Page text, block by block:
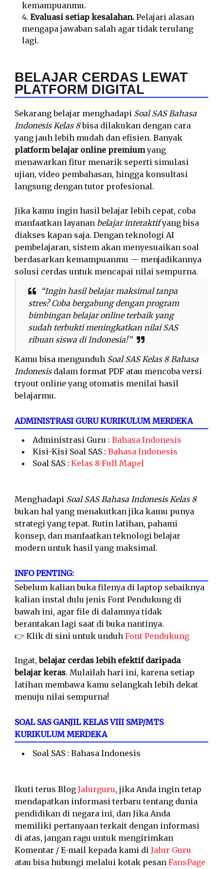
kemampuanmu.
Evaluasi setiap kesalahan. Pelajari alasan
mengapa jawaban salah agar tidak terulang
lagi.
BELAJAR CERDAS LEWAT
PLATFORM DIGITAL
Sekarang belajar menghadapi Soal SAS Bahasa
Indonesis Kelas 8bisa dilakukan dengan cara
yang jauh lebih mudah dan efisien. Banyak
platform belajar online premiumyang
menawarkan fitur menarik seperti simulasi
ujian, video pembahasan, hingga konsultasi
langsung dengan tutor profesional.
Jika kamu ingin hasil belajar lebih cepat, coba
manfaatkan layanan belajar interaktifyang bisa
diakses kapan saja. Dengan teknologi AI
pembelajaran, sistem akan menyesuaikan soal
berdasarkan kemampuanmu — menjadikannya
solusi cerdas untuk mencapai nilai sempurna.
“Ingin hasil belajar maksimal tanpa
stres? Coba bergabung dengan program
bimbingan belajar online terbaik yang
sudah terbukti meningkatkan nilai SAS
ribuan siswa di Indonesia!”
Kamu bisa mengunduh Soal SAS Kelas 8 Bahasa
Indonesisdalam format PDF atau mencoba versi
tryout online yang otomatis menilai hasil
belajarmu.
ADMINISTRASI GURU KURIKULUM MERDEKA
Administrasi Guru : Bahasa Indonesis
Kisi-Kisi Soal SAS : Bahasa Indonesis
Soal SAS : Kelas 8 Full Mapel
Menghadapi Soal SAS Bahasa Indonesis Kelas 8
bukan hal yang menakutkan jika kamu punya
strategi yang tepat. Rutin latihan, pahami
konsep, dan manfaatkan teknologi belajar
modern untuk hasil yang maksimal.
INFO PENTING:
Sebelum kalian buka filenya di laptop sebaiknya
kalian instal dulu jenis Font Pendukung di
bawah ini, agar file di dalamnya tidak
berantakan lagi saat di buka nantinya.
👉 Klik di sini untuk unduh Font Pendukung
Ingat,belajar cerdas lebih efektif daripada
belajar keras. Mulailah hari ini, karena setiap
latihan membawa kamu selangkah lebih dekat
menuju nilai sempurna!
SOAL SAS GANJIL KELAS VIII SMP/MTS
KURIKULUM MERDEKA
Soal SAS : Bahasa Indonesis
Ikuti terus Blog Jalurguru, jika Anda ingin tetap
mendapatkan informasi terbaru tentang dunia
pendidikan di negara ini, dan Jika Anda
memiliki pertanyaan terkait dengan informasi
di atas, jangan ragu untuk mengirimkan
Komentar / E-mail kepada kami di Jalur Guru
atau bisa hubungi melalui kotak pesan FansPage